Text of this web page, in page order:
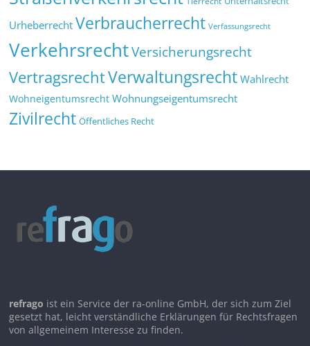
Urheberrecht Verbraucherrecht Verfassungsrecht
VerkehrsrechtVersicherungsrecht
VertragsrechtVerwaltungsrecht Wahlrecht
Wohneigentumsrecht Wohnungseigentumsrecht
Zivilrecht Öffentliches Recht
refrago ist ein Service der ra-online GmbH, der sich zum Ziel
gesetzt hat, leicht verständliche Erklärungen für Rechtsfragen
von allgemeinem Interesse zu finden.